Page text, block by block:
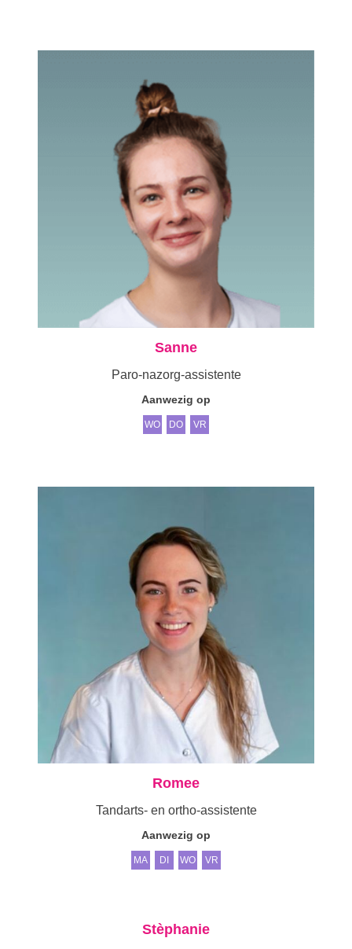
Sanne
Paro-nazorg-assistente
Aanwezig op
WO DO VR
Romee
Tandarts- en ortho-assistente
Aanwezig op
MA DI WO VR
Stèphanie